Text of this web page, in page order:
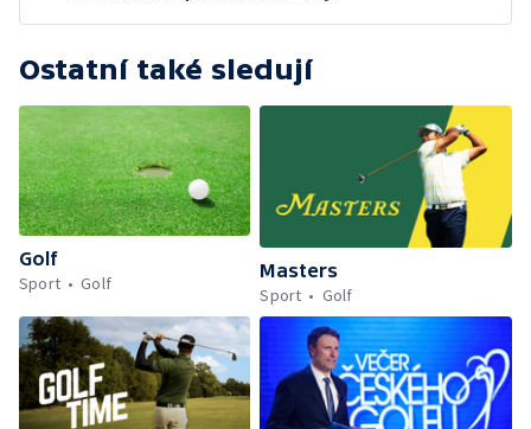
Ostatní také sledují
Golf
Sport
Golf
Masters
Sport
Golf